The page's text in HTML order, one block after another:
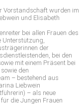
Vorstandschaft wurden im
und Elisabeth
bei allen Frauen des
Unterstützung,
der
bei den
mit einem Präsent bei
den
– bestehend aus
Liebwein
– als neue
die Jungen Frauen